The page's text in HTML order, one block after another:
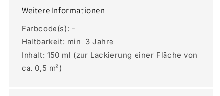
Weitere Informationen
Farbcode(s): -
Haltbarkeit: min. 3 Jahre
Inhalt: 150 ml (zur Lackierung einer Fläche von
ca. 0,5 m²)